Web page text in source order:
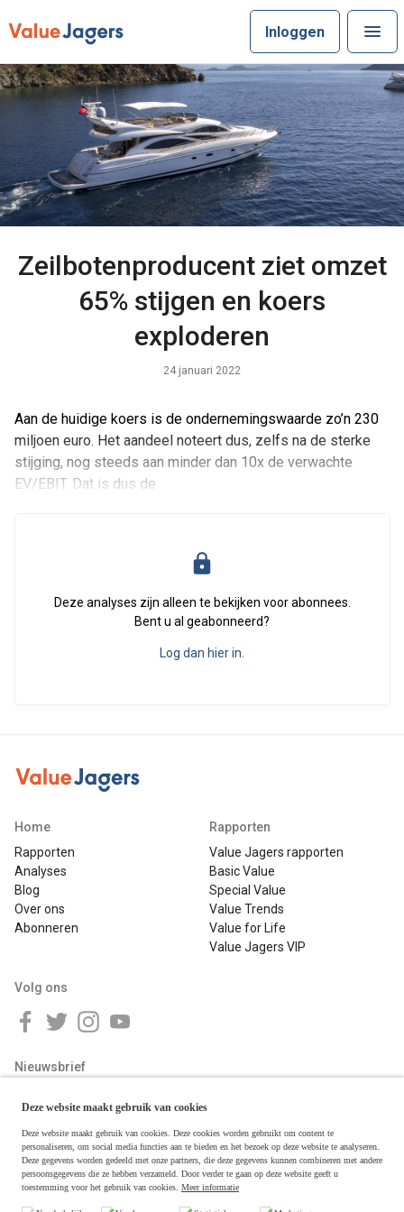
Inloggen
Zeilbotenproducent ziet omzet
65% stijgen en koers
exploderen
24 januari 2022
Aan de huidige koers is de ondernemingswaarde zo’n 230
miljoen euro. Het aandeel noteert dus, zelfs na de sterke
stijging, nog steeds aan minder dan 10x de verwachte
EV/EBIT. Dat is dus de
Deze analyses zijn alleen te bekijken voor abonnees.
Bent u al geabonneerd?
Log dan hier in.
Home
Rapporten
Analyses
Blog
Over ons
Abonneren
Rapporten
Value Jagers rapporten
Basic Value
Special Value
Value Trends
Value for Life
Value Jagers VIP
Volg ons
Nieuwsbrief
Deze website maakt gebruik van cookies
Deze website maakt gebruik van cookies. Deze cookies worden gebruikt om content te
personaliseren, om social media functies aan te bieden en het bezoek op deze website te analyseren.
Deze gegevens worden gedeeld met onze partners, die deze gegevens kunnen combineren met andere
persoonsgegevens die ze hebben verzameld. Door verder te gaan op deze website geeft u
toestemming voor het gebruik van cookies. Meer informatie